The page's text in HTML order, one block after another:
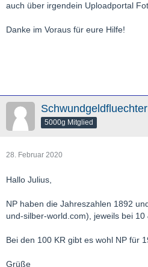
auch über irgendein Uploadportal
Danke im Voraus für eure Hilfe!
Schwundgeldfluechter
5000g Mitglied
28. Februar 2020
Hallo Julius,
NP haben die Jahreszahlen 1892
und-silber-world.com), jeweils bei 10
Bei den 100 KR gibt es wohl NP für
Grüße